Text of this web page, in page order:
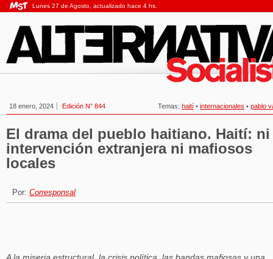
Lunes 27 de Agosto, actualizado hace 4 hs.
18 enero, 2024 Edición N° 844 Temas: haití • internacionales • pablo
El drama del pueblo haitiano. Haití: ni
intervención extranjera ni mafiosos
locales
Por: Corresponsal